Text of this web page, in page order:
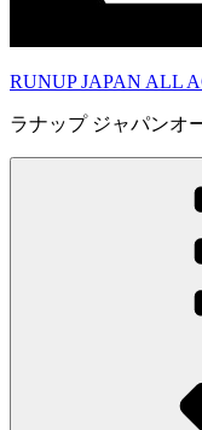
RUNUP JAPAN ALL
ラナップ ジャパンオ